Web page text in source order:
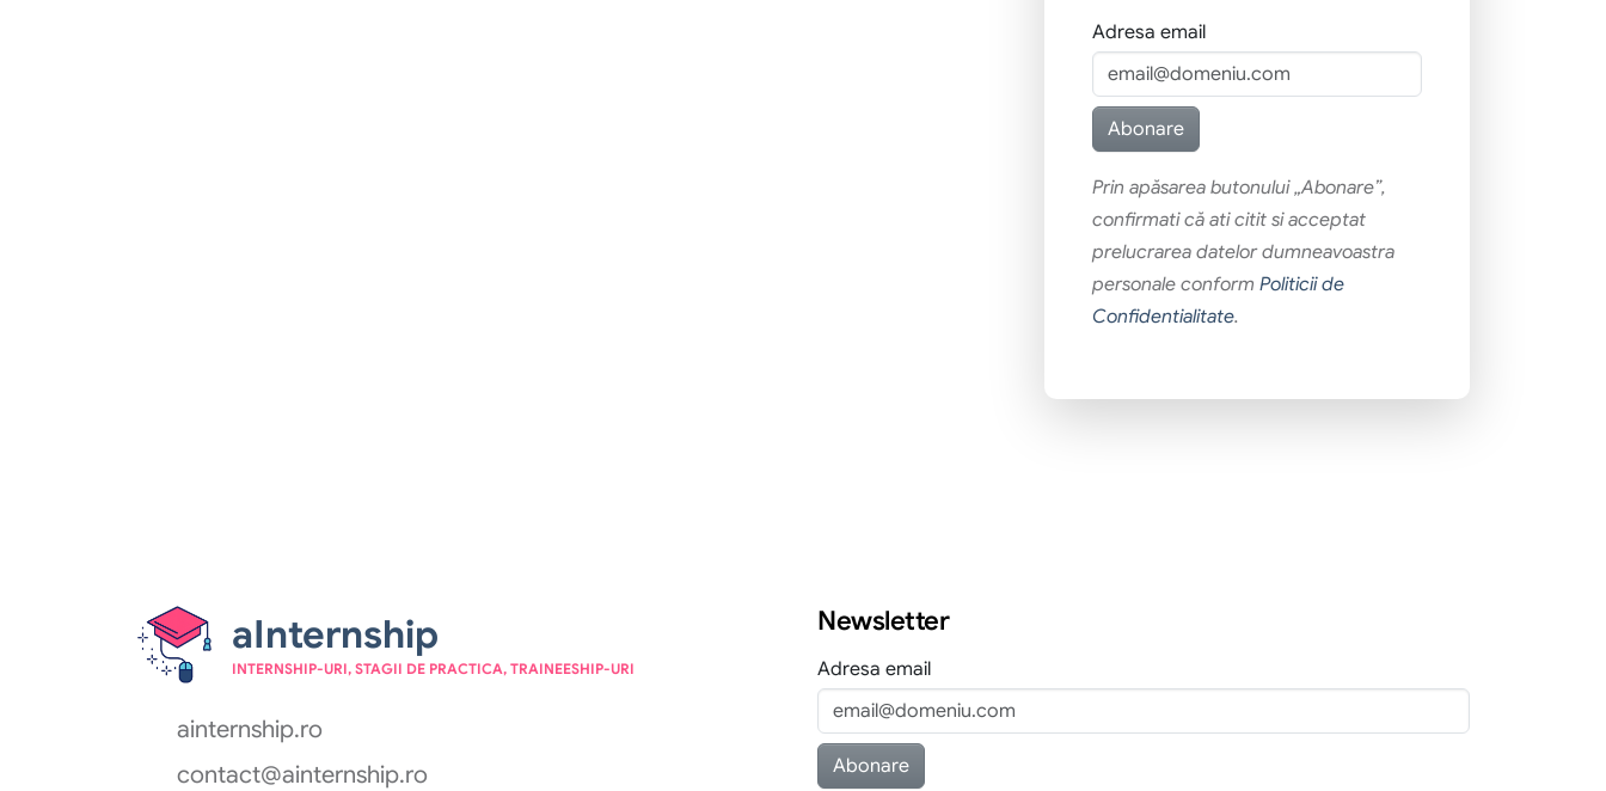
Adresa email
Prin apăsarea butonului „Abonare”,
confirmati că ati citit si acceptat
prelucrarea datelor dumneavoastra
personale conform Politicii de
Confidentialitate.
aInternship
INTERNSHIP-URI, STAGII DE PRACTICA, TRAINEESHIP-URI
ainternship.ro
contact@ainternship.ro
Newsletter
Adresa email